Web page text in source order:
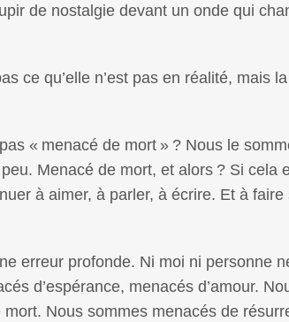
de nostalgie devant un onde qui
ce qu’elle n’est pas en réalité, mais
« menacé de mort » ? Nous le
Menacé de mort, et alors ? Si cela
à aimer, à parler, à écrire. Et à
erreur profonde. Ni moi ni personne
d’espérance, menacés d’amour.
Nous sommes menacés de